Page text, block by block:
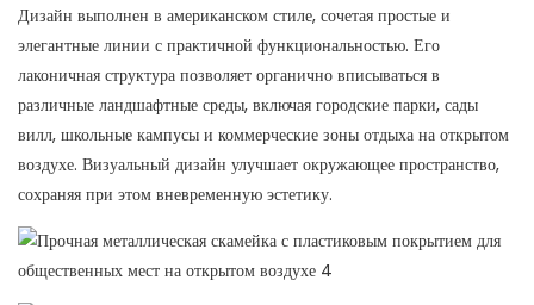
Дизайн выполнен в американском стиле, сочетая простые и
элегантные линии с практичной функциональностью. Его
лаконичная структура позволяет органично вписываться в
различные ландшафтные среды, включая городские парки, сады
вилл, школьные кампусы и коммерческие зоны отдыха на открытом
воздухе. Визуальный дизайн улучшает окружающее пространство,
сохраняя при этом вневременную эстетику.